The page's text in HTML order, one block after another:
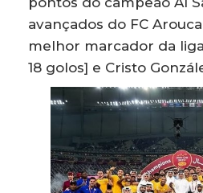
avançados do FC
melhor marcador da
18 golos] e Cristo